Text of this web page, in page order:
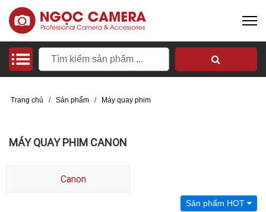
Trang chủ / Sản phẩm / Máy quay phim
MÁY QUAY PHIM CANON
Canon
Sản phẩm HOT